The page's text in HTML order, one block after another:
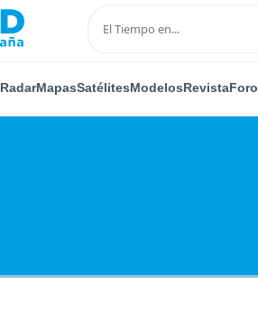
RadarMapasSatélitesModelosRevistaForo